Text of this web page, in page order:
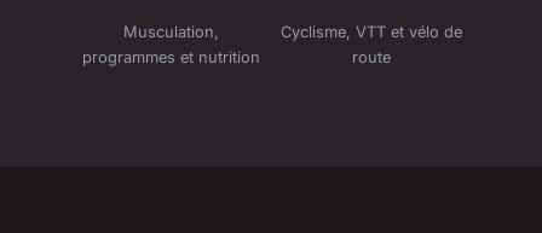
Musculation,
programmes et nutrition
Cyclisme, VTT et vélo de
route